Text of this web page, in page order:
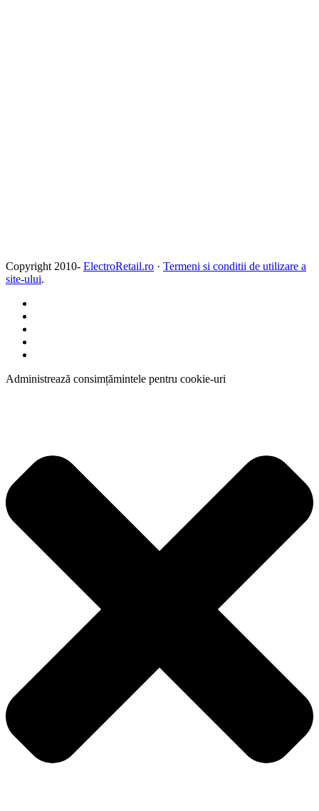
Copyright 2010- ElectroRetail.ro · Termeni si conditii de utilizare a
site-ului.
Administrează consimțămintele pentru cookie-uri